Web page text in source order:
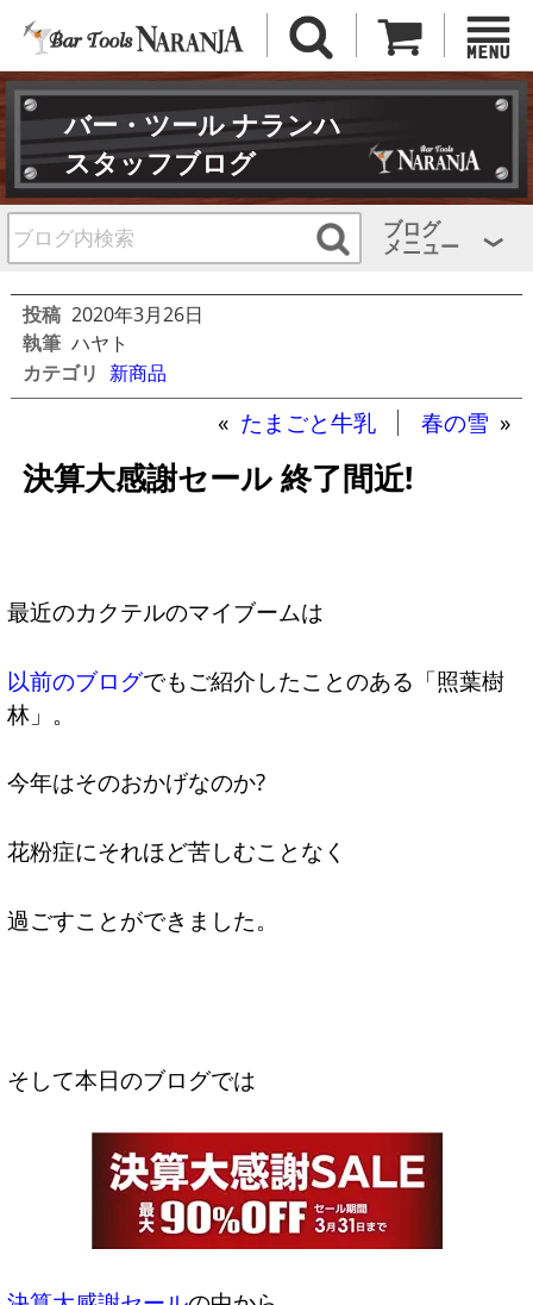
バー・ツール ナランハ
スタッフブログ
ブログ
メニュー
投稿 2020年3月26日
執筆 ハヤト
カテゴリ 新商品
« たまごと牛乳 春の雪 »
決算大感謝セール 終了間近!
最近のカクテルのマイブームは
以前のブログでもご紹介したことのある「照葉樹
林」。
今年はそのおかげなのか?
花粉症にそれほど苦しむことなく
過ごすことができました。
そして本日のブログでは